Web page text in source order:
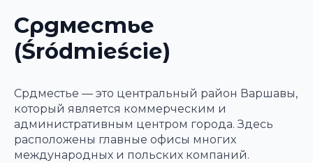
Срдместье
(Śródmieście)
Срдместье — это центральный район Варшавы,
который является коммерческим и
административным центром города. Здесь
расположены главные офисы многих
международных и польских компаний.